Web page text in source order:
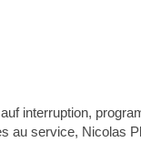
interruption,
au service, Nicolas